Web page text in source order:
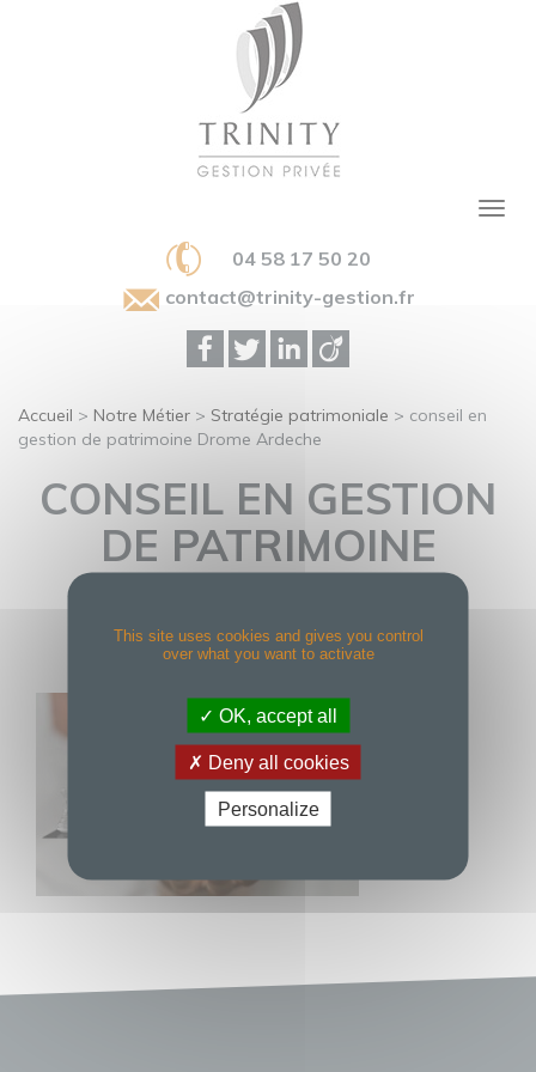
04 58 17 50 20
contact@trinity-gestion.fr
Accueil > Notre Métier > Stratégie patrimoniale > conseil en
gestion de patrimoine Drome Ardeche
CONSEIL EN GESTION
DE PATRIMOINE
DROME ARDECHE
This site uses cookies and gives you control
over what you want to activate
OK, accept all
Deny all cookies
Personalize